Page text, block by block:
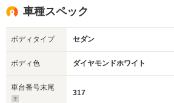
車種スペック
ボディタイプ セダン
ボディ色 ダイヤモンドホワイト
車台番号末尾
317